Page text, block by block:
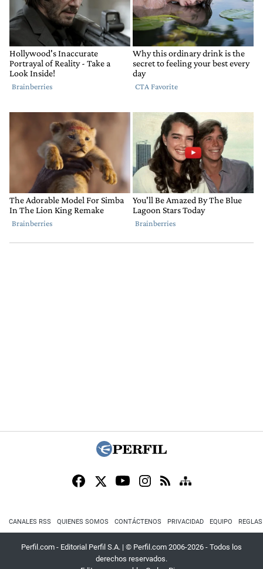
CANALES RSS QUIENES SOMOS CONTÁCTENOS PRIVACIDAD EQUIPO
Perfil.com - Editorial Perfil S.A. | © Perfil.com 2006-2026 - Todos los
derechos reservados.